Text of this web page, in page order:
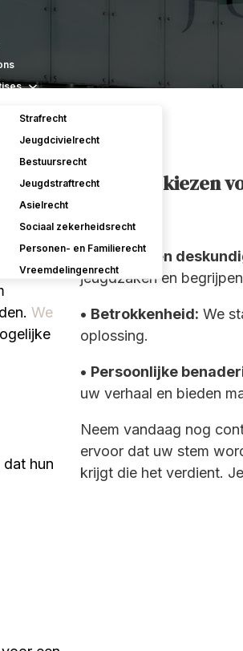
Strafrecht
Jeugdcivielrecht
Bestuursrecht
Jeugdstraftrecht
Asielrecht
Sociaal zekerheidsrecht
Personen- en Familierecht
Vreemdelingenrecht
en Stageplaats
We
hun
Waarom kiezen
• Ervaring en
jeugdzaken en
• Betrokkenheid: We
oplossing.
• Persoonlijke
uw verhaal en bieden
Neem vandaag nog
ervoor dat uw stem
krijgt die het verdient.